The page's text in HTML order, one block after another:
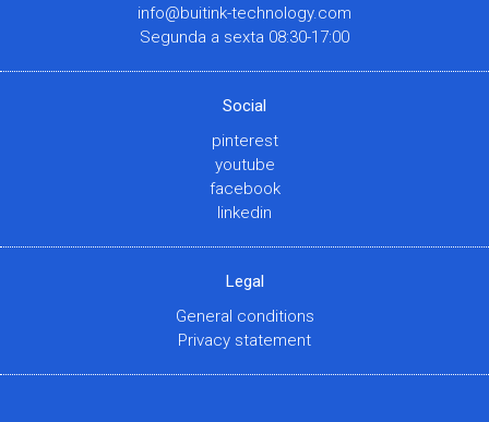
info@buitink-technology.com
Segunda a sexta 08:30-17:00
Social
pinterest
youtube
facebook
linkedin
Legal
General conditions
Privacy statement